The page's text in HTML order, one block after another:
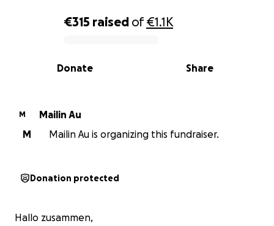
0% complete
€315 raised of€1.1K
Share
Donate
M
Mailin Au
M
Mailin Au is organizing this fundraiser.
Donation protected
Hallo zusammen,